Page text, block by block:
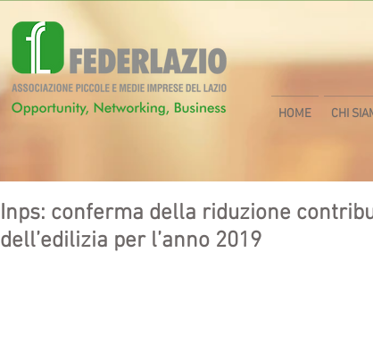
HOME CHI
Inps: conferma della riduzione
dell’edilizia per l’anno 2019